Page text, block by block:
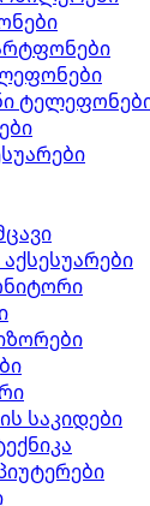
საკიდები